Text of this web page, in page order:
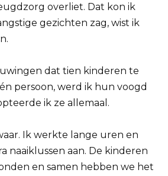
overliet. Dat kon ik
gezichten zag, wist ik
dat tien kinderen te
persoon, werd ik hun voogd
ik ze allemaal.
Ik werkte lange uren en
naaiklussen aan. De kinderen
en samen hebben we het